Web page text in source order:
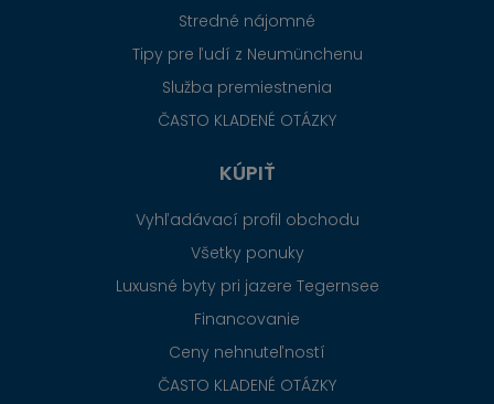
Stredné nájomné
Tipy pre ľudí z Neumünchenu
Služba premiestnenia
ČASTO KLADENÉ OTÁZKY
KÚPIŤ
Vyhľadávací profil obchodu
Všetky ponuky
Luxusné byty pri jazere Tegernsee
Financovanie
Ceny nehnuteľností
ČASTO KLADENÉ OTÁZKY